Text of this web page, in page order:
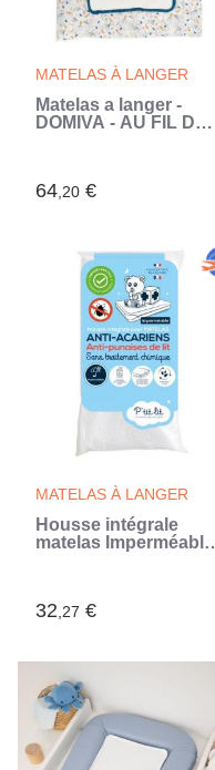
MATELAS À LANGER
Matelas a langer -
DOMIVA - AU FIL DE
64,20 €
MATELAS À LANGER
Housse intégrale
matelas Imperméable
Sans traitement
32,27 €